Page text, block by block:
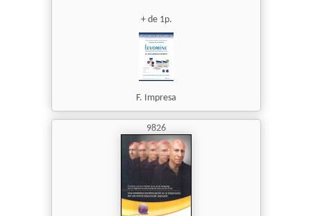
+ de 1p.
F. Impresa
9826